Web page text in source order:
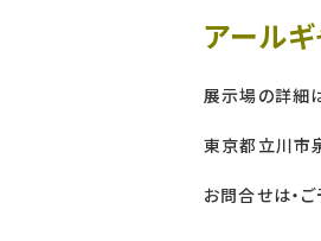
アール
展示場の詳細
東京都立川市
お問合せは・